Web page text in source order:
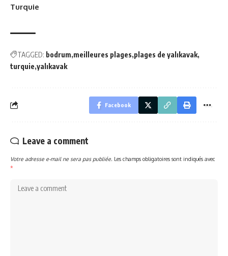
Turquie
TAGGED: bodrum meilleures plages plages de yalıkavak
turquie yalıkavak
Facebook
Leave a comment
Votre adresse e-mail ne sera pas publiée. Les champs obligatoires sont indiqués avec
*